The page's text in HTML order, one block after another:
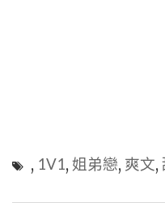
, 1V1, 姐弟戀, 爽文,